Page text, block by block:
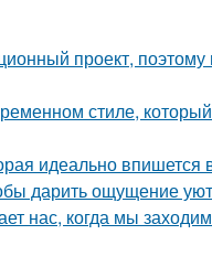
проект,
стиле, который
идеально
дарить ощущение
нас, когда мы